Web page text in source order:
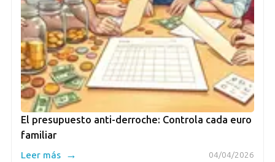
El presupuesto anti-derroche: Controla cada euro
familiar
04/04/2026
Leer más →